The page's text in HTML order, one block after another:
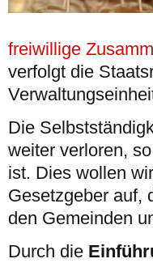
freiwillige
verfolgt die
Die
weiter verloren,
ist. Dies wollen
Gesetzgeber auf,
den Gemeinden
Durch die